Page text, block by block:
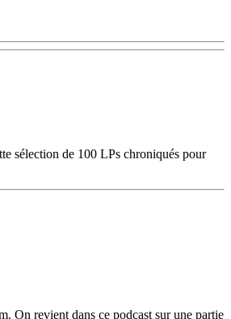
sélection de 100 LPs chroniqués pour
On revient dans ce podcast sur une partie